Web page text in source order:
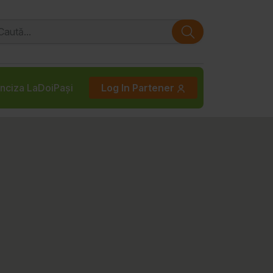
LaDoiPași Log In Partener